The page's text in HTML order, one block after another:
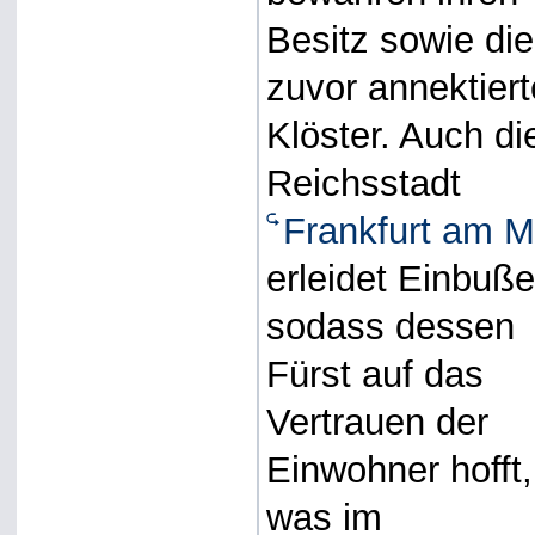
Besitz sowie die
zuvor
Klöster. Auch
Reichsstadt
Frankfurt am
erleidet
sodass dessen
Fürst auf das
Vertrauen der
Einwohner hofft,
was im